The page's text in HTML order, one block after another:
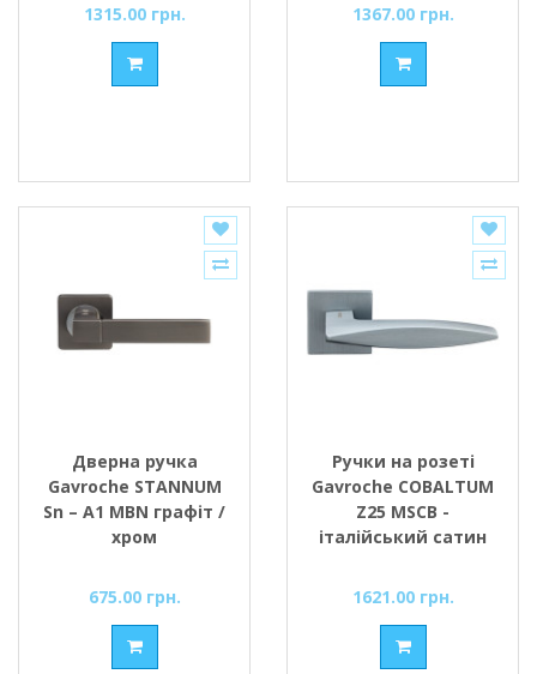
1315.00 грн. 1367.00 грн.
Дверна ручка
Gavroche STANNUM
Sn – A1 MBN графіт /
хром
675.00 грн.
Ручки на розеті
Gavroche COBALTUM
Z25 MSCB -
італійський сатин
1621.00 грн.